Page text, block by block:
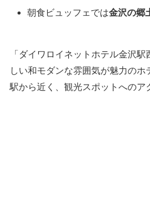
朝食ビュッフェでは金沢の郷
「ダイワロイネットホテル金沢
しい和モダンな雰囲気が魅力のホ
駅から近く、観光スポットへのア